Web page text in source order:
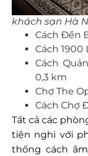
khách sạn Hà
Cách Đền
Cách 1900
Cách
0,3 km
Chợ The
Cách Chợ
Tất cả các
tiện nghi với
thống cách